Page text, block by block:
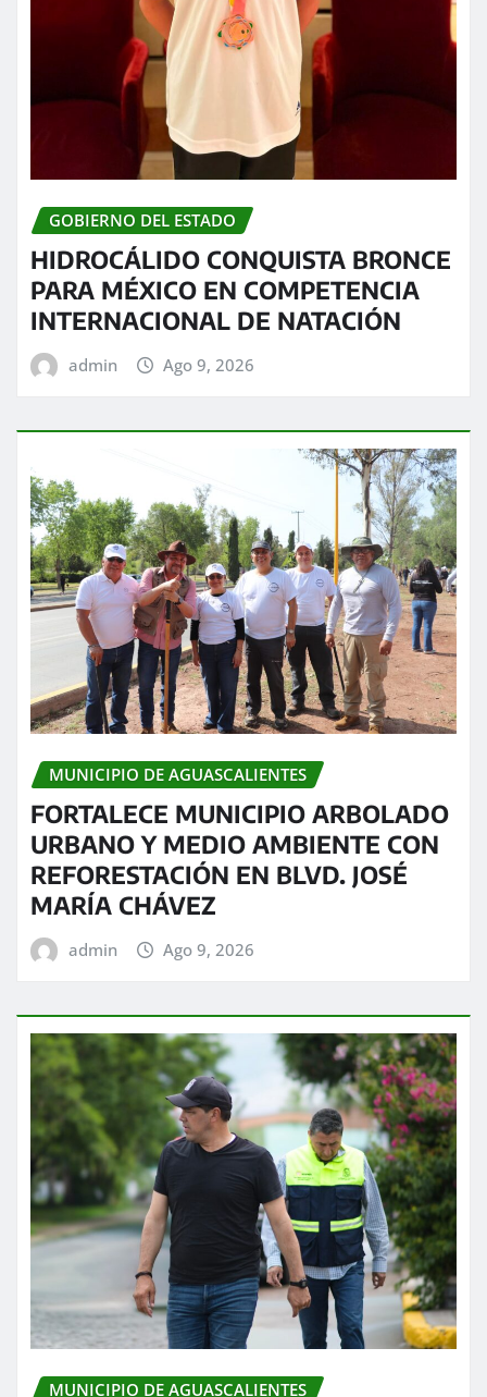
GOBIERNO DEL ESTADO
HIDROCÁLIDO CONQUISTA BRONCE
PARA MÉXICO EN COMPETENCIA
INTERNACIONAL DE NATACIÓN
admin Ago 9, 2026
MUNICIPIO DE AGUASCALIENTES
FORTALECE MUNICIPIO ARBOLADO
URBANO Y MEDIO AMBIENTE CON
REFORESTACIÓN EN BLVD. JOSÉ
MARÍA CHÁVEZ
admin Ago 9, 2026
MUNICIPIO DE AGUASCALIENTES